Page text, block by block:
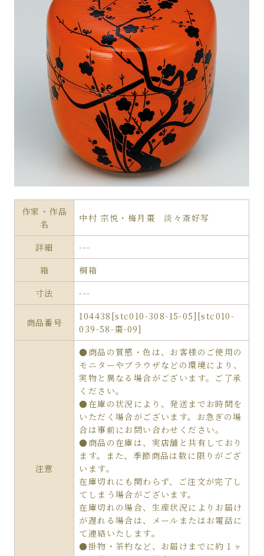
作家・作品
名
中村 宗悦・梅月棗 淡々斎好写
詳細
---
箱
桐箱
寸法
---
商品番号
104438[stc010-308-15-05][stc010-
039-58-棗-09]
注意
●商品の質感・色は、お客様のご使用の
モニターやブラウザなどの環境により、
実物と異なる場合がございます。ご了承
ください。
●在庫の状況により、発送までお時間を
いただく場合がございます。お急ぎの場
合は事前にお問い合わせください。
●商品の在庫は、実店舗と共有しており
ます。また、季節商品は数に限りがござ
います。
在庫切れにも関わらず、ご注文が完了し
てしまう場合がございます。
在庫切れの場合、生産状況によりお届け
が遅れる場合は、メールまたはお電話に
て連絡いたします。
●掛物・茶杓など、お届けまでに約１ヶ